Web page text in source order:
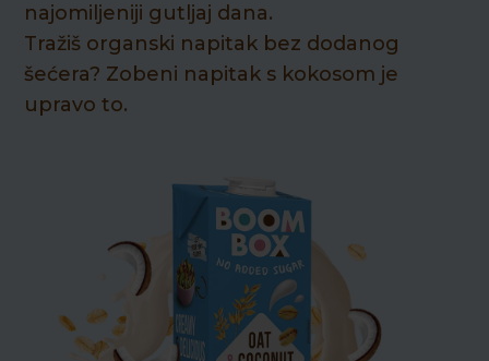
najomiljeniji gutljaj dana.
Tražiš organski napitak bez dodanog
šećera? Zobeni napitak s kokosom je
upravo to.